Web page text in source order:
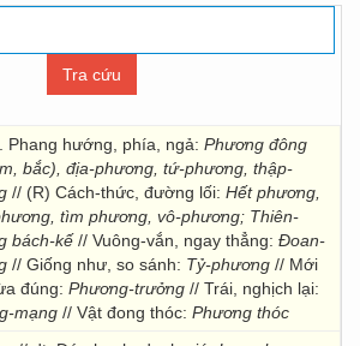
Phang hướng, phía, ngả: Phương đông
bắc), địa-phương, tứ-phương, thập-
// (R) Cách-thức, đường lối: Hết phương,
tìm phương, vô-phương; Thiên-
bách-kế// Vuông-vắn, ngay thẳng: Đoan-
// Giống như, so sánh: Tỷ-phương // Mới
đúng: Phương-trưởng // Trái, nghịch lại:
mạng // Vật đong thóc: Phương thóc